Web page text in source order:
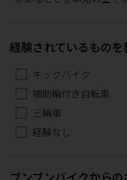
経験されているものを
キックバイク
補助輪付き自転車
三輪車
経験なし